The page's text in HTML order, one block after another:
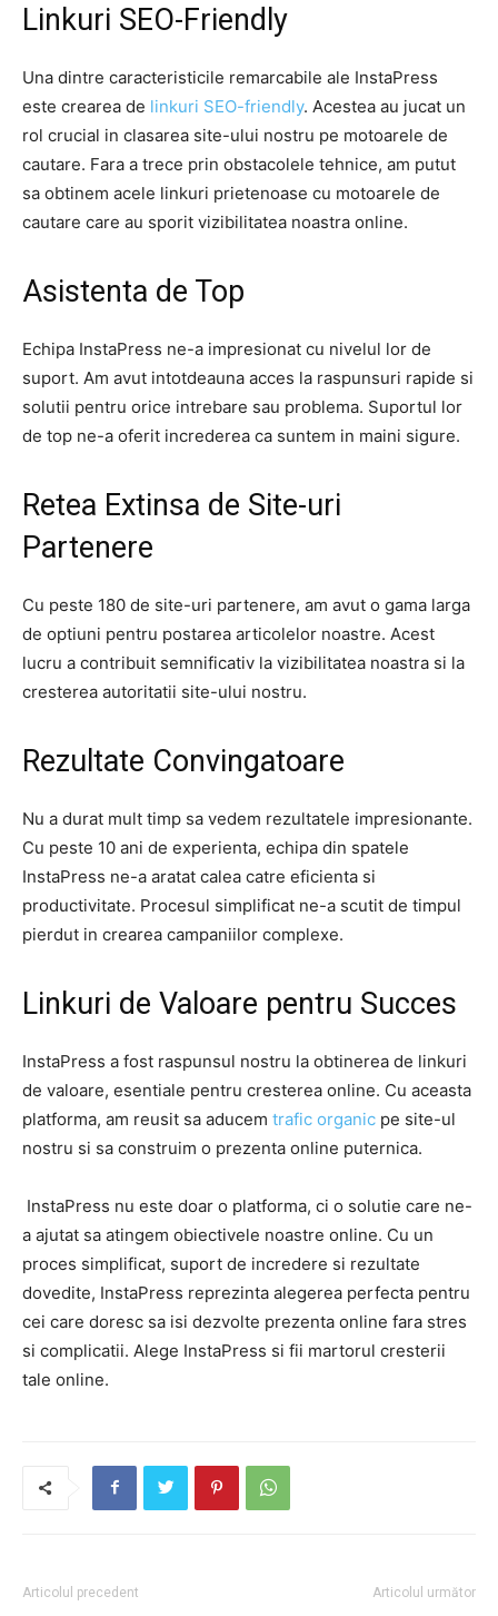
Linkuri SEO-Friendly
Una dintre caracteristicile remarcabile ale InstaPress
este crearea de linkuri SEO-friendly. Acestea au jucat un
rol crucial in clasarea site-ului nostru pe motoarele de
cautare. Fara a trece prin obstacolele tehnice, am putut
sa obtinem acele linkuri prietenoase cu motoarele de
cautare care au sporit vizibilitatea noastra online.
Asistenta de Top
Echipa InstaPress ne-a impresionat cu nivelul lor de
suport. Am avut intotdeauna acces la raspunsuri rapide si
solutii pentru orice intrebare sau problema. Suportul lor
de top ne-a oferit increderea ca suntem in maini sigure.
Retea Extinsa de Site-uri
Partenere
Cu peste 180 de site-uri partenere, am avut o gama larga
de optiuni pentru postarea articolelor noastre. Acest
lucru a contribuit semnificativ la vizibilitatea noastra si la
cresterea autoritatii site-ului nostru.
Rezultate Convingatoare
Nu a durat mult timp sa vedem rezultatele impresionante.
Cu peste 10 ani de experienta, echipa din spatele
InstaPress ne-a aratat calea catre eficienta si
productivitate. Procesul simplificat ne-a scutit de timpul
pierdut in crearea campaniilor complexe.
Linkuri de Valoare pentru Succes
InstaPress a fost raspunsul nostru la obtinerea de linkuri
de valoare, esentiale pentru cresterea online. Cu aceasta
platforma, am reusit sa aducem trafic organic pe site-ul
nostru si sa construim o prezenta online puternica.
InstaPress nu este doar o platforma, ci o solutie care ne-
a ajutat sa atingem obiectivele noastre online. Cu un
proces simplificat, suport de incredere si rezultate
dovedite, InstaPress reprezinta alegerea perfecta pentru
cei care doresc sa isi dezvolte prezenta online fara stres
si complicatii. Alege InstaPress si fii martorul cresterii
tale online.
Articolul precedent Articolul următor